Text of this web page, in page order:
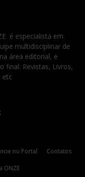
é especialista em
multidisciplinar de
área editorial, e
final: Revistas, Livros,
etc
no Portal Contatos
ONZE